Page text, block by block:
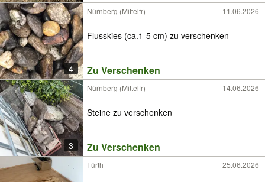
4
Nürnberg (Mittelfr) 11.06.2026
Flusskies (ca.1-5 cm) zu verschenken
Zu Verschenken
3
Nürnberg (Mittelfr) 14.06.2026
Steine zu verschenken
Zu Verschenken
Fürth 25.06.2026